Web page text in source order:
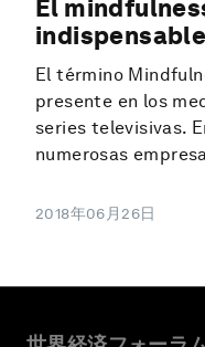
El
indispensable
El término
presente en los
series televisivas.
numerosas
2018年06月26日